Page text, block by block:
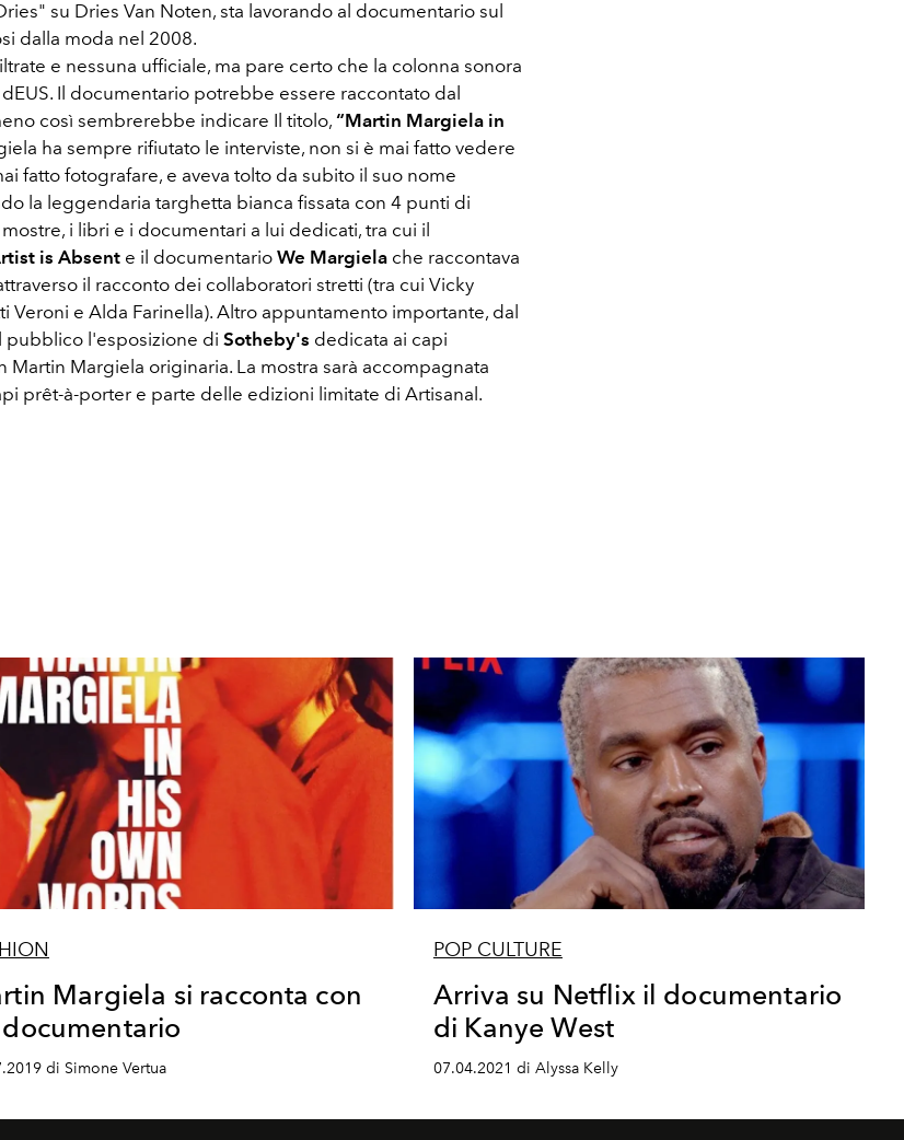
su Dries Van Noten, sta lavorando al documentario sul
dalla moda nel 2008.
e nessuna ufficiale, ma pare certo che la colonna sonora
Il documentario potrebbe essere raccontato dal
così sembrerebbe indicare Il titolo, “Martin Margiela in
ha sempre rifiutato le interviste, non si è mai fatto vedere
fatto fotografare, e aveva tolto da subito il suo nome
la leggendaria targhetta bianca fissata con 4 punti di
i libri e i documentari a lui dedicati, tra cui il
is Absent e il documentario We Margiela che raccontava
il racconto dei collaboratori stretti (tra cui Vicky
Veroni e Alda Farinella). Altro appuntamento importante, dal
pubblico l'esposizione di Sotheby's dedicata ai capi
Martin Margiela originaria. La mostra sarà accompagnata
prêt-à-porter e parte delle edizioni limitate di Artisanal.
Margiela si racconta con
di Simone Vertua
POP CULTURE
Arriva su Netflix il documentario
di Kanye West
07.04.2021 di Alyssa Kelly